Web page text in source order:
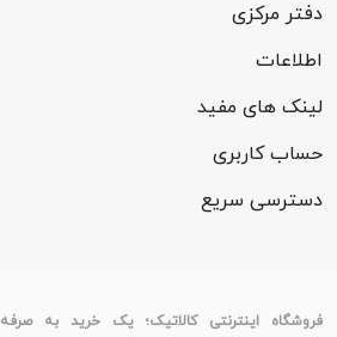
دفتر مرکزی
اطلاعات
لینک های مفید
حساب کاربری
دسترسی سریع
فروشگاه اینترنتی کالاتیک؛ یک خرید به صرفه